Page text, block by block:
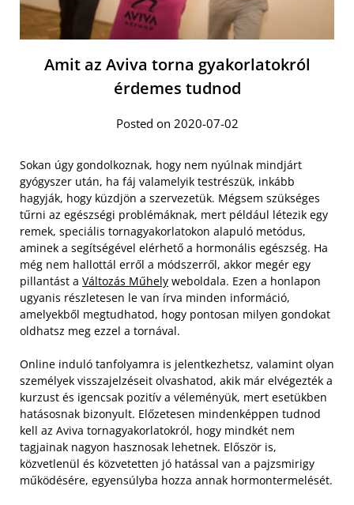
Amit az Aviva torna gyakorlatokról
érdemes tudnod
Posted on 2020-07-02
Sokan úgy gondolkoznak, hogy nem nyúlnak mindjárt
gyógyszer után, ha fáj valamelyik testrészük, inkább
hagyják, hogy küzdjön a szervezetük. Mégsem szükséges
tűrni az egészségi problémáknak, mert például létezik egy
remek, speciális tornagyakorlatokon alapuló metódus,
aminek a segítségével elérhető a hormonális egészség. Ha
még nem hallottál erről a módszerről, akkor megér egy
pillantást a Változás Műhely weboldala. Ezen a honlapon
ugyanis részletesen le van írva minden információ,
amelyekből megtudhatod, hogy pontosan milyen gondokat
oldhatsz meg ezzel a tornával.
Online induló tanfolyamra is jelentkezhetsz, valamint olyan
személyek visszajelzéseit olvashatod, akik már elvégezték a
kurzust és igencsak pozitív a véleményük, mert esetükben
hatásosnak bizonyult. Előzetesen mindenképpen tudnod
kell az Aviva tornagyakorlatokról, hogy mindkét nem
tagjainak nagyon hasznosak lehetnek. Először is,
közvetlenül és közvetetten jó hatással van a pajzsmirigy
működésére, egyensúlyba hozza annak hormontermelését.